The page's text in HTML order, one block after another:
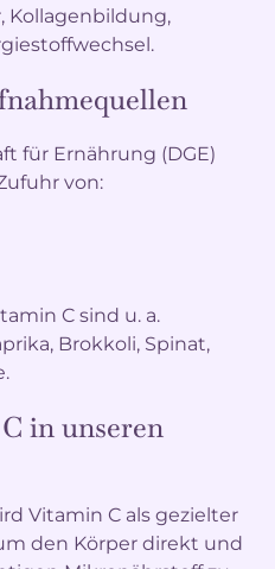
Kollagenbildung,
für Ernährung (DGE)
von:
C sind u. a.
Brokkoli, Spinat,
in unseren
Vitamin C als gezielter
den Körper direkt und